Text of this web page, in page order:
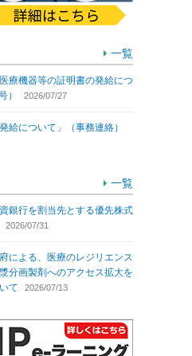
一覧
療機器等の証明書の発給につ
）
2026/07/27
給について」（事務連絡）
一覧
銀行を割当先とする優先株式
2026/07/31
による、医療のレジリエンス
分画製剤へのアクセス拡大を
て
2026/07/13